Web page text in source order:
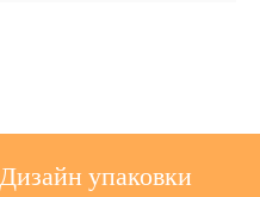
Дизайн упаковки